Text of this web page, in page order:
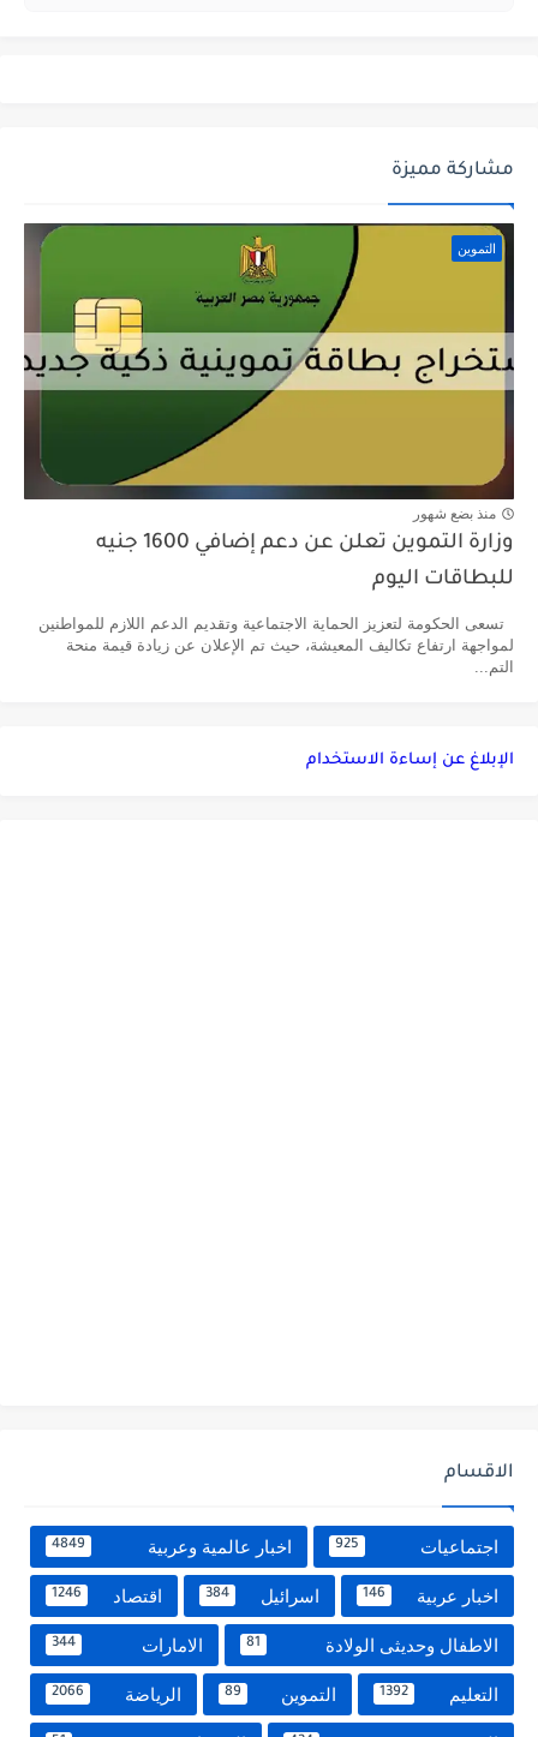
مشاركة مميزة
التموين
منذ بضع شهور
وزارة التموين تعلن عن دعم إضافي 1600 جنيه
للبطاقات اليوم
تسعى الحكومة لتعزيز الحماية الاجتماعية وتقديم الدعم اللازم للمواطنين
لمواجهة ارتفاع تكاليف المعيشة، حيث تم الإعلان عن زيادة قيمة منحة
التم...
الإبلاغ عن إساءة الاستخدام
الاقسام
اجتماعيات 925 اخبار عالمية وعربية 4849
اخبار عربية 146 اسرائيل 384 اقتصاد 1246
الاطفال وحديثى الولادة 81 الامارات 344
التعليم 1392 التموين 89 الرياضة 2066